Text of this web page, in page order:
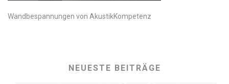
Wandbespannungen von AkustikKompetenz
NEUESTE BEITRÄGE